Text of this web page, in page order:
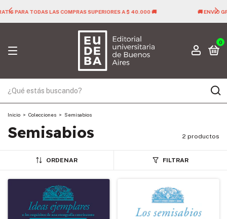
🚚 ENVÍO GRATIS PARA TODAS LAS COMPRAS SUPERIORES A $ 40.000
0
Inicio > Colecciones > Semisabios
Semisabios 2 productos
ORDENAR FILTRAR